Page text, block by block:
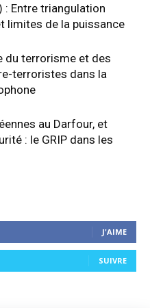
Entre triangulation
limites de la puissance
du terrorisme et des
terroristes dans la
au Darfour, et
: le GRIP dans les
J'AIME
SUIVRE